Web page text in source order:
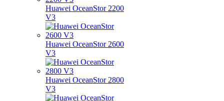
Huawei OceanStor 2200
V3
Huawei OceanStor 2600
V3
Huawei OceanStor 2800
V3